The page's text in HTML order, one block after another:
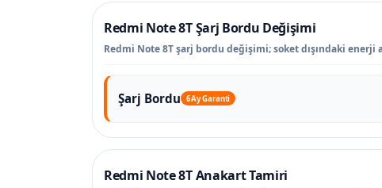
Redmi Note 8T Şarj Bordu Değişimi
Redmi Note 8T şarj bordu değişimi; soket dışındaki enerji
Şarj Bordu 6 Ay Garanti
Redmi Note 8T Anakart Tamiri